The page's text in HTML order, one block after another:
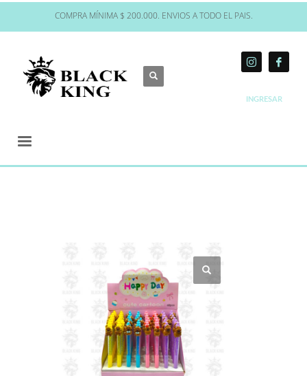
COMPRA MÍNIMA $ 200.000. ENVIOS A TODO EL PAIS.
INGRESAR